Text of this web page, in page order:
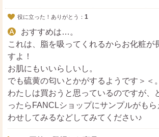
役に立った！ありがとう： 1
おすすめは…。
これは、脂を吸ってくれるからお化粧が
すよ！
お肌にもいいらしいし。
でも硫黄の匂いとかがするようです＞＜。
わたしは買おうと思っているのですが、
ったらFANCLショップにサンプルがも
わせしてみるなどしてみてください♪